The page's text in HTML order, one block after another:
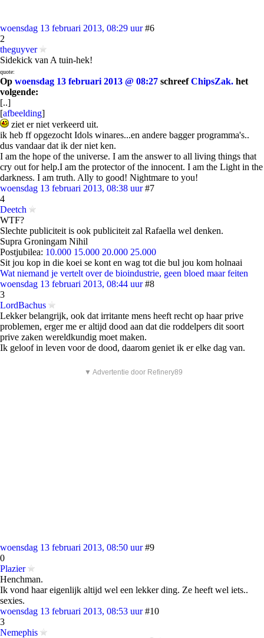
woensdag 13 februari 2013, 08:29 uur #6
2
theguyver
Sidekick van A tuin-hek!
quote:
Op woensdag 13 februari 2013 @ 08:27 schreefChipsZak. het
volgende:
[..]
[afbeelding]
ziet er niet verkeerd uit.
ik heb ff opgezocht Idols winares...en andere bagger programma's..
dus vandaar dat ik der niet ken.
I am the hope of the universe. I am the answer to all living things that
cry out for help.I am the protector of the innocent. I am the Light in the
darkness. I am truth. Ally to good! Nightmare to you!
woensdag 13 februari 2013, 08:38 uur #7
4
Deetch
WTF?
Slechte publiciteit is ook publiciteit zal Rafaella wel denken.
Supra Groningam Nihil
Postjubilea: 10.000 15.000 20.000 25.000
Sit jou kop in die koei se kont en wag tot die bul jou kom holnaai
Wat niemand je vertelt over de bioindustrie, geen bloed maar feiten
woensdag 13 februari 2013, 08:44 uur #8
3
LordBachus
Lekker belangrijk, ook dat irritante mens heeft recht op haar prive
problemen, erger me er altijd dood aan dat die roddelpers dit soort
prive zaken wereldkundig moet maken.
Ik geloof in leven voor de dood, daarom geniet ik er elke dag van.
▼ Advertentie door Refinery89
woensdag 13 februari 2013, 08:50 uur #9
0
Plazier
Henchman.
Ik vond haar eigenlijk altijd wel een lekker ding. Ze heeft wel iets..
sexies.
woensdag 13 februari 2013, 08:53 uur #10
3
Nemephis